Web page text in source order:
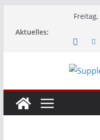
Aktuelles: